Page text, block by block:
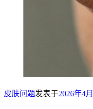
皮肤问题发表于2026年4